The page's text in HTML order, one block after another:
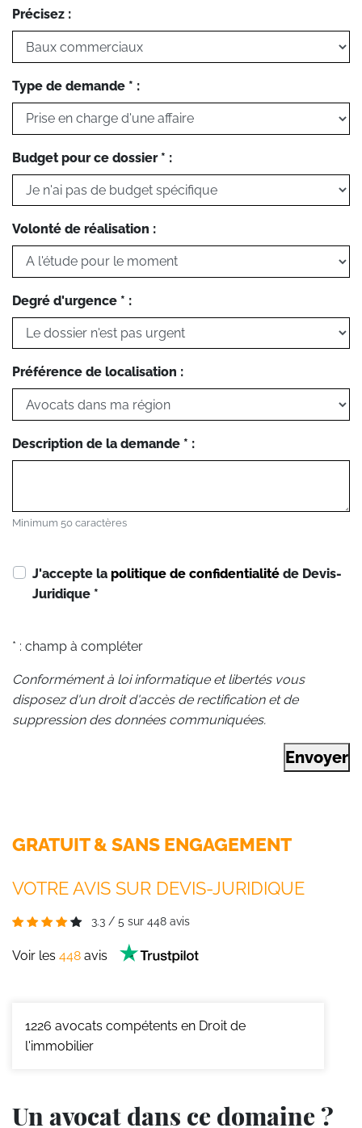
Précisez :
Type de demande * :
Budget pour ce dossier * :
Volonté de réalisation :
Degré d'urgence * :
Préférence de localisation :
Description de la demande * :
Minimum 50 caractères
J'accepte la politique de confidentialité de Devis-
Juridique *
* : champ à compléter
Conformément à loi informatique et libertés vous
disposez d'un droit d'accès de rectification et de
suppression des données communiquées.
Envoyer
GRATUIT & SANS ENGAGEMENT
VOTRE AVIS SUR DEVIS-JURIDIQUE
3.3 / 5 sur 448 avis
Voir les 448 avis
1226 avocats compétents en Droit de
l'immobilier
Un avocat dans ce domaine ?